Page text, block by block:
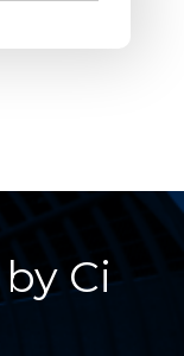
by Ci